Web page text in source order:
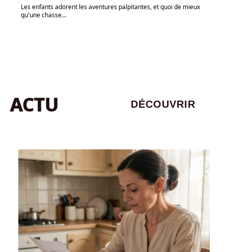
Les enfants adorent les aventures palpitantes, et quoi de mieux
qu'une chasse…
ACTU DÉCOUVRIR